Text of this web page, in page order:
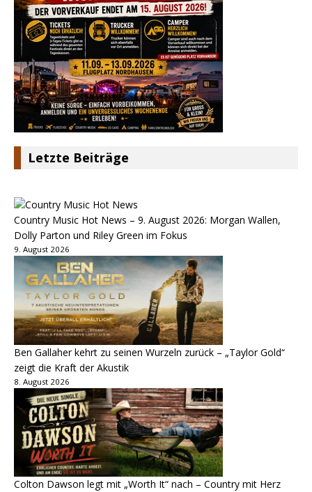
Letzte Beiträge
Country Music Hot News – 9. August 2026: Morgan Wallen,
Dolly Parton und Riley Green im Fokus
9. August 2026
Ben Gallaher kehrt zu seinen Wurzeln zurück – „Taylor Gold“
zeigt die Kraft der Akustik
8. August 2026
Colton Dawson legt mit „Worth It“ nach – Country mit Herz